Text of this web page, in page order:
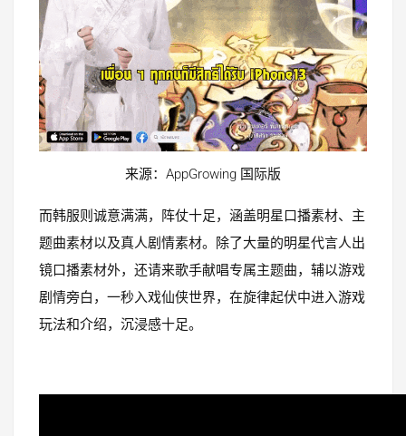
来源：AppGrowing 国际版
而韩服则诚意满满，阵仗十足，涵盖明星口播素材、主
题曲素材以及真人剧情素材。除了大量的明星代言人出
镜口播素材外，还请来歌手献唱专属主题曲，辅以游戏
剧情旁白，一秒入戏仙侠世界，在旋律起伏中进入游戏
玩法和介绍，沉浸感十足。